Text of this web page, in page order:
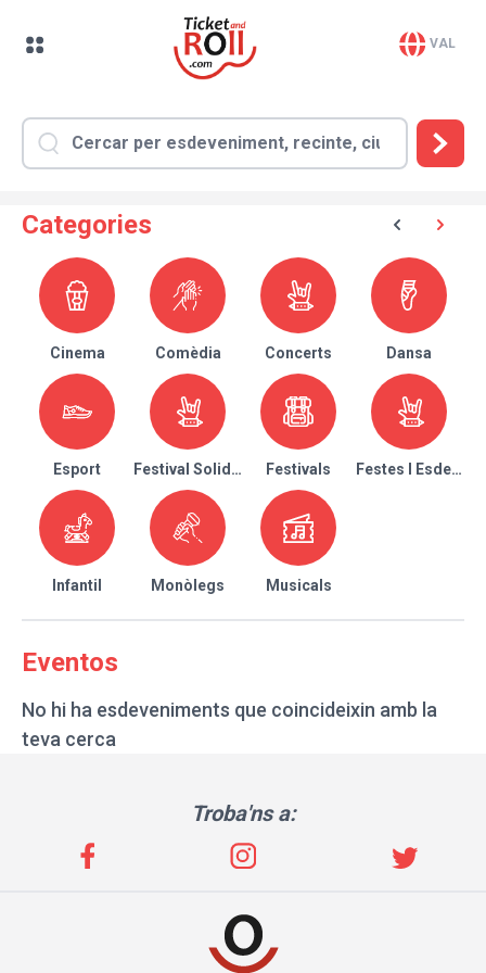
VAL
Categories
Cinema Comèdia Concerts Dansa
Esport Festival Solidari Festivals Festes I
Infantil Monòlegs Musicals
Eventos
No hi ha esdeveniments que coincideixin amb la
teva cerca
Troba'ns a: